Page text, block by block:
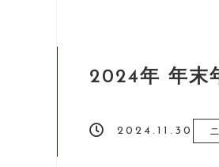
2024年 年末
2024.11.30